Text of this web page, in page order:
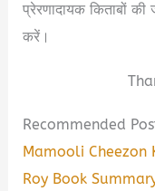
प्रेरणादायक किताबों की
करें।
Recommended
Mamooli Cheezon
Roy Book